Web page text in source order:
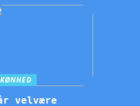
velvære